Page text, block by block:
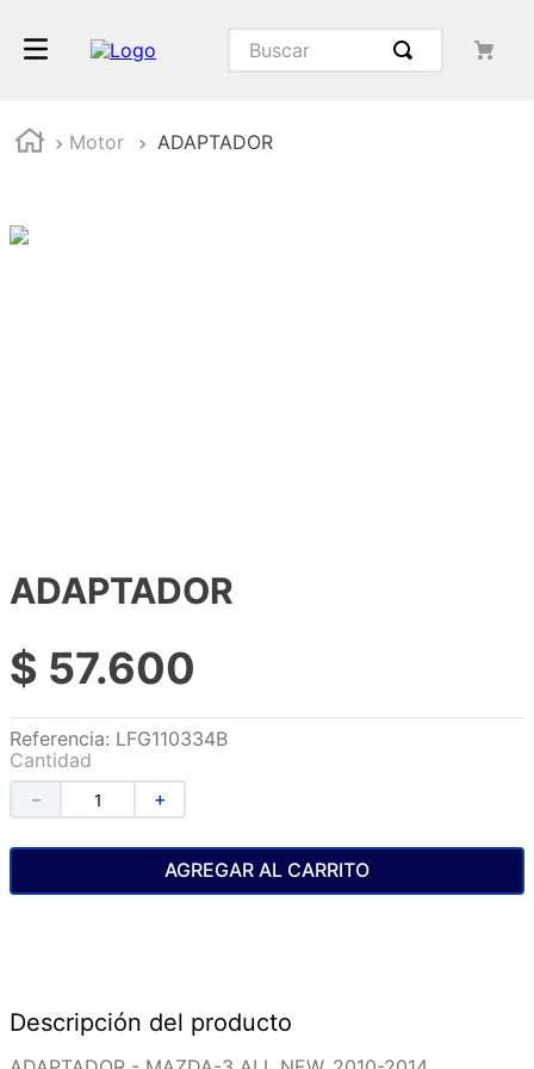
Buscar
Motor ADAPTADOR
ADAPTADOR
$ 57.600
Referencia: LFG110334B
Cantidad
＋
－
AGREGAR AL CARRITO
Descripción del producto